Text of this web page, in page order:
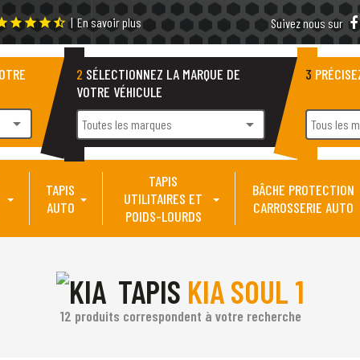
starstarstarstar_half | En savoir plus Suivez nous sur
arrow_drop_down
2 SÉLECTIONNEZ LA MARQUE DE
VOTRE VÉHICULE
Toutes les marques arrow_drop_down
3
Tous les
TAPIS
AUTO
TAPIS
UTILITAIRES ET
POIDS-LOURDS
BÂCHE PROTECTION
CARROSSERIE AUTO
TAPIS KIA SOUL 1
12 produits correspondent à votre recherche